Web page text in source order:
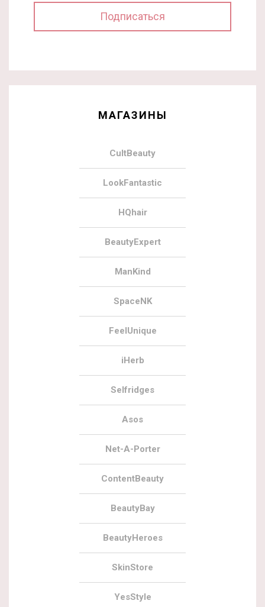
МАГАЗИНЫ
CultBeauty
LookFantastic
HQhair
BeautyExpert
ManKind
SpaceNK
FeelUnique
iHerb
Selfridges
Asos
Net-A-Porter
ContentBeauty
BeautyBay
BeautyHeroes
SkinStore
YesStyle